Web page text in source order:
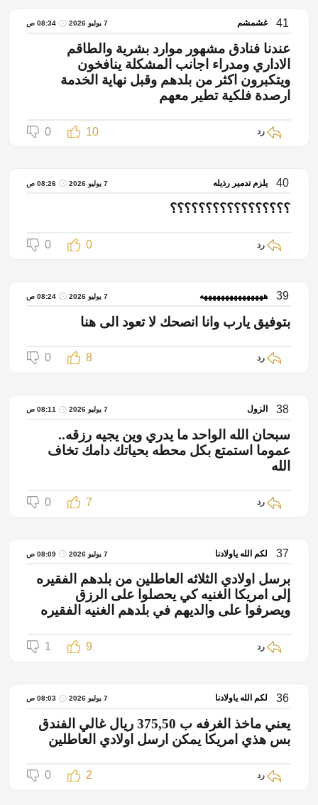
41 غشمشم 7 يوليو 2026 08:34 ص
عندنا فنادق مشهور موارد بشرية والطاقم
الاداري ومدراء اجانب المشكلة ينافخون
ويتكبرون اكثر من بلدهم وقبل نهاية الخدمة
ارصدة فلكية تطير معهم
رد 10
0
40 يلزم تدمير رذيله 7 يوليو 2026 08:26 ص
؟؟؟؟؟؟؟؟؟؟؟؟؟؟؟؟؟
رد 0
0
39 هههههههههههههههه 7 يوليو 2026 08:24 ص
بتوفيق يارب وانا انصحك لا تعود الى هنا
رد 8
0
38 الزول 7 يوليو 2026 08:11 ص
سبحان الله الواحد ما يدري وين يجيه رزقه..
عموما استمتع بكل محطه بحياتك دامك تخاف
الله
رد 7
0
37 لكم الله ياولادنا 7 يوليو 2026 08:09 ص
برسل اولادي الثلاثه العاطلين من بلدهم الفقيره
إلى امريكا الغنيه كي يحصلوا على الرزق
ويصرفوا على والديهم في بلدهم الغنيه الفقيره
رد 9
1
36 لكم الله ياولادنا 7 يوليو 2026 08:03 ص
يعني ماخذ الغرفه ب 375,50 ريال غالي الفندق
بس هذي امريكا يمكن ارسل اولادي العاطلين
رد 2
0